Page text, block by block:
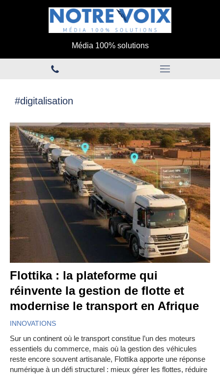
Média 100% solutions
#digitalisation
Flottika : la plateforme qui
réinvente la gestion de flotte et
modernise le transport en Afrique
INNOVATIONS
Sur un continent où le transport constitue l’un des moteurs
essentiels du commerce, mais où la gestion des véhicules
reste encore souvent artisanale, Flottika apporte une réponse
numérique à un défi structurel : mieux gérer les flottes, réduire